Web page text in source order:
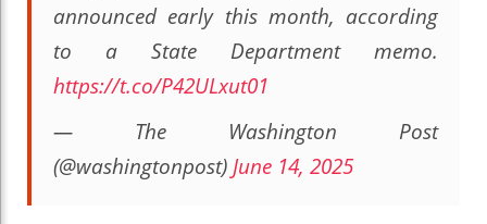
announced early this month, according
to a State Department memo.
https://t.co/P42ULxut01
— The Washington Post
(@washingtonpost) June 14, 2025